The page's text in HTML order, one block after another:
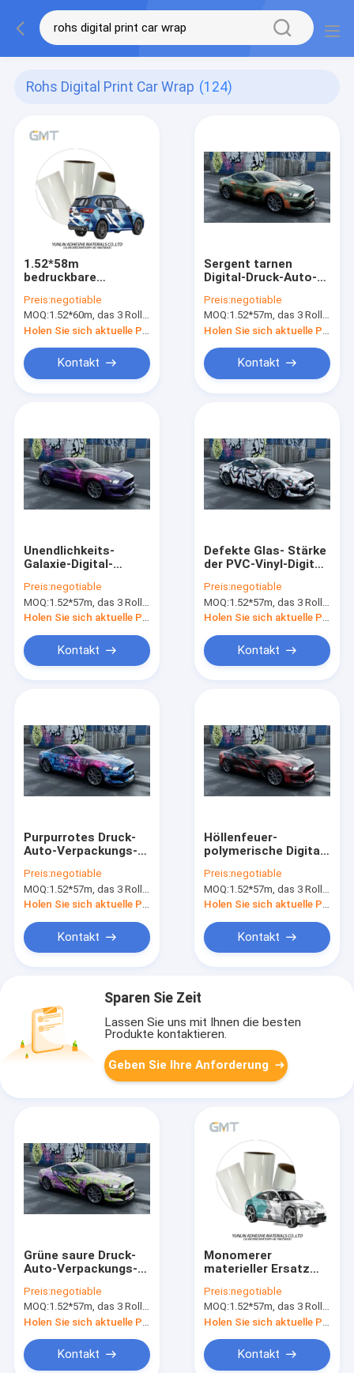
Rohs Digital Print Car Wrap (124)
1.52*58m
bedruckbare
blauen und weißen
Muster-Digital-Druck-
Auto-Verpackungs-
Vinylrollenersatz zu
MPI 1105
Preis:negotiable
MOQ:1.52*60m, das 3 Rollen 1.52*20m bedeutet
Kontakt
Sergent tarnen
Digital-Druck-Auto-
60" die freie Größen-
Blase
Preis:negotiable
MOQ:1.52*57m, das 3 Rollen 1.52*19m bedeutet
Kontakt
Unendlichkeits-
Galaxie-Digital-
Verpackung SGS-
Luft-Freigabe-
Vinylmaterial
Preis:negotiable
MOQ:1.52*57m, das 3 Rollen 1.52*19m bedeutet
Kontakt
Defekte Glas- Stärke
der PVC-Vinyl-Digital-
Verpackungs-85mic
105mic
Preis:negotiable
MOQ:1.52*57m, das 3 Rollen 1.52*19m bedeutet
Kontakt
Purpurrotes Druck-
Auto-Verpackungs-
Starfish-105mic
Digital
Preis:negotiable
MOQ:1.52*57m, das 3 Rollen 1.52*19m bedeutet
Holen Sie sich aktuelle Preis
Kontakt
Höllenfeuer-
polymerische Digital-
Verpackungs-
Vinylluftblase frei
Preis:negotiable
MOQ:1.52*57m, das 3 Rollen 1.52*19m bedeutet
Holen Sie sich aktuelle Preis
Kontakt
Sparen Sie Zeit
Lassen Sie uns mit Ihnen die besten
Produkte kontaktieren.
Geben Sie Ihre Anforderung
Grüne saure Druck-
Auto-Verpackungs-
PET Zwischenlage
60m PVCs Digital
Preis:negotiable
MOQ:1.52*57m, das 3 Rollen 1.52*19m bedeutet
Kontakt
Monomerer
materieller Ersatz
Vinylmehrfarbenpolygon-
bunter Autumn
Pattern Print Car
Wraps zu MPI 1105
Preis:negotiable
MOQ:1.52*57m, das 3 Rollen 1.52*19m bedeutet
Kontakt